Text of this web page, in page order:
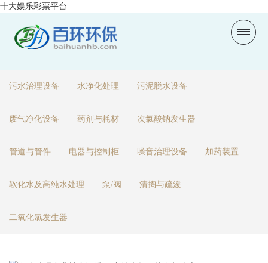
十大娱乐彩票平台
污水治理设备 水净化处理 污泥脱水设备
废气净化设备 药剂与耗材 次氯酸钠发生器
管道与管件 电器与控制柜 噪音治理设备 加药装置
软化水及高纯水处理 泵/阀 清掏与疏浚
二氧化氯发生器